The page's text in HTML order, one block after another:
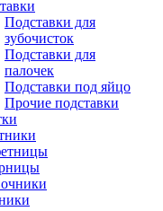
Подставки для
зубочисток
Подставки для
палочек
Подставки под яйцо
Прочие подставки